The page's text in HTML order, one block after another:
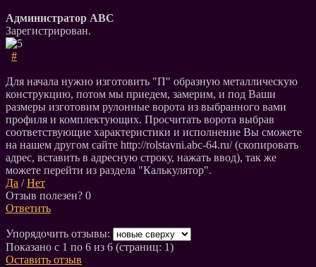
Администратор АВС
Зарегистрирован.
#
Для начала нужно изготовить "П" образную металлическую
конструкцию, потом мы приедем, замерим, и под Ваши
размеры изготовим рулонные ворота из выбранного вами
профиля и комплектующих. Просчитать ворота выбрав
соответствующие характеристики и исполнение Вы сможете
на нашем другом сайте http://rolstavni.abc-64.ru/ (скопировать
адрес, вставить в адресную строку, нажать ввод), так же
можете перейти из раздела "Калькулятор".
Да /Нет
Отзыв полезен? 0
Ответить
Упорядочить отзывы:
Показано с 1 по 6 из 6 (страниц: 1)
Оставить отзыв